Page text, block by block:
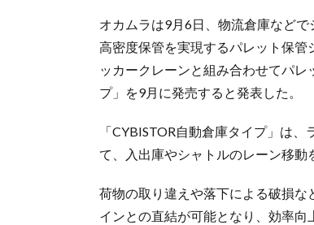
オカムラは9月6日、物流倉庫など
高密度保管を実現するパレット保管
ッカークレーンと組み合わせてパ
プ」を9月に発売すると発表した。
「CYBISTOR自動倉庫タイプ」は
て、入出庫やシャトルのレーン移動
荷物の取り違えや落下による破損
インとの直結が可能となり、効率向